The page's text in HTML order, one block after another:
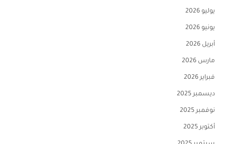
يوليو 2026
يونيو 2026
أبريل 2026
مارس 2026
فبراير 2026
ديسمبر 2025
نوفمبر 2025
أكتوبر 2025